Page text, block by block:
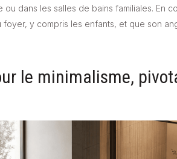
dans les salles de bains familiales. En
y compris les enfants, et que son
le minimalisme,